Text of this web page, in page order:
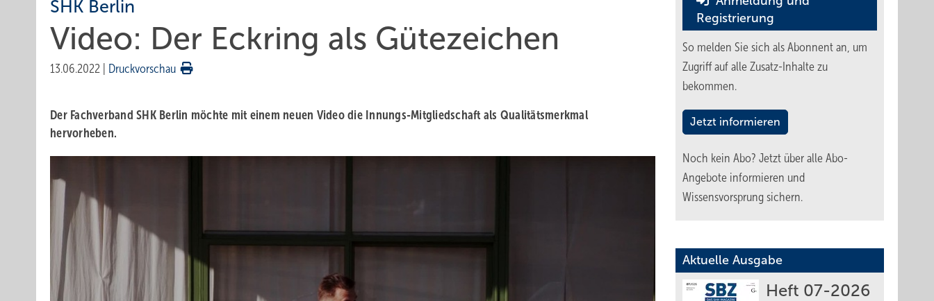
SHK Berlin
Video: Der Eckring als Gütezeichen
13.06.2022 Druckvorschau
Der Fachverband SHK Berlin möchte mit einem neuen Video die Innungs-Mitgliedschaft als Qualitätsmerkmal
hervorheben.
Registrierung
So melden Sie sich als Abonnent an, um
Zugriff auf alle Zusatz-Inhalte zu
bekommen.
Jetzt informieren
Noch kein Abo? Jetzt über alle Abo-
Angebote informieren und
Wissensvorsprung sichern.
Aktuelle Ausgabe
Heft 07-2026